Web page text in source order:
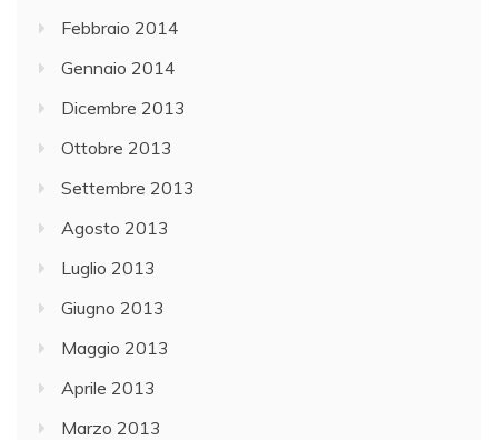
Febbraio 2014
Gennaio 2014
Dicembre 2013
Ottobre 2013
Settembre 2013
Agosto 2013
Luglio 2013
Giugno 2013
Maggio 2013
Aprile 2013
Marzo 2013